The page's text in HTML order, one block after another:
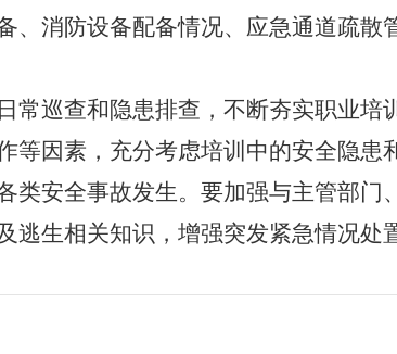
消防设备配备情况、应急通道疏散
巡查和隐患排查，不断夯实职业培
因素，充分考虑培训中的安全隐患
类安全事故发生。要加强与主管部门
生相关知识，增强突发紧急情况处